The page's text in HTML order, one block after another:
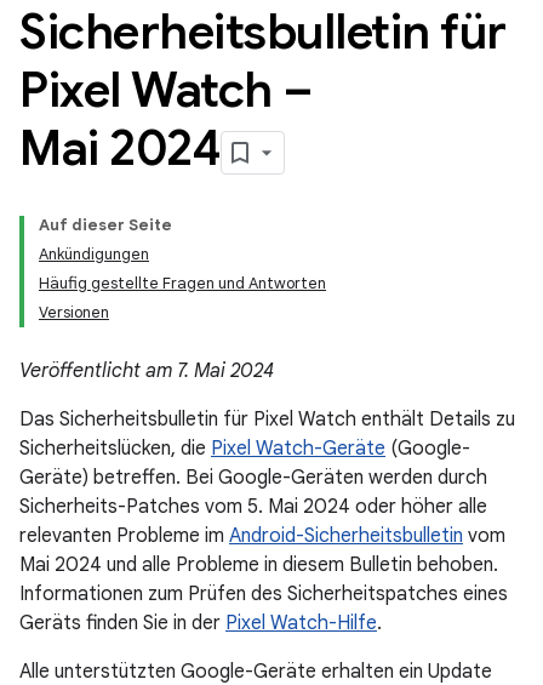
Sicherheitsbulletin für
Pixel Watch –
Mai 2024
Auf dieser Seite
Ankündigungen
Häufig gestellte Fragen und Antworten
Versionen
Veröffentlicht am 7. Mai 2024
Das Sicherheitsbulletin für Pixel Watch enthält Details zu
Sicherheitslücken, die Pixel Watch-Geräte (Google-
Geräte) betreffen. Bei Google-Geräten werden durch
Sicherheits-Patches vom 5. Mai 2024 oder höher alle
relevanten Probleme im Android-Sicherheitsbulletin vom
Mai 2024 und alle Probleme in diesem Bulletin behoben.
Informationen zum Prüfen des Sicherheitspatches eines
Geräts finden Sie in der Pixel Watch-Hilfe.
Alle unterstützten Google-Geräte erhalten ein Update